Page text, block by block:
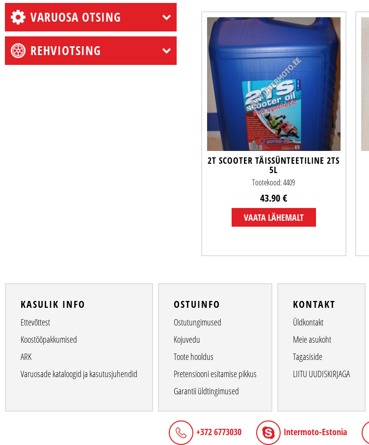
VARUOSA OTSING
REHVIOTSING
2T SCOOTER TÄISSÜNTEETILINE 2TS
5L
Tootekood: 4409
43.90 €
VAATA LÄHEMALT
KASULIK INFO
Ettevõttest
Koostööpakkumised
ARK
Varuosade kataloogid ja kasutusjuhendid
OSTUINFO
Ostutungimused
Kojuvedu
Toote hooldus
Pretensiooni esitamise pikkus
Garantii üldtingimused
KONTAKT
Üldkontakt
Meie asukoht
Tagasiside
LIITU UUDISKIRJAGA
+372 6773030 Intermoto-Estonia